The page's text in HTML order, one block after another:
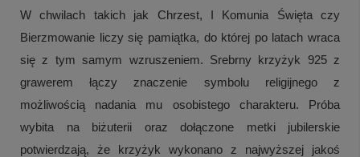
W chwilach takich jak Chrzest, I Komunia Święta czy
Bierzmowanie liczy się pamiątka, do której po latach wraca
się z tym samym wzruszeniem. Srebrny krzyżyk 925 z
grawerem łączy znaczenie symbolu religijnego z
możliwością nadania mu osobistego charakteru. Próba
wybita na biżuterii oraz dołączone metki jubilerskie
potwierdzają, że krzyżyk wykonano z najwyższej jakoś